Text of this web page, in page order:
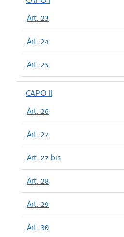
Art. 23
Art. 24
Art. 25
CAPO II
Art. 26
Art. 27
Art. 27 bis
Art. 28
Art. 29
Art. 30